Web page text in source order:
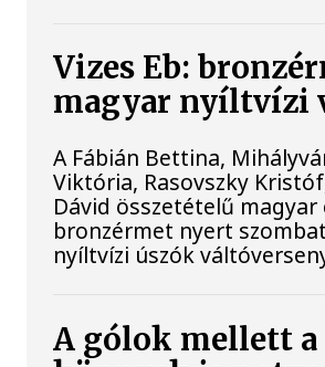
Vizes Eb:
magyar nyíltvízi
A Fábián Bettina,
Viktória, Rasovszky
Dávid összetételű magyar
bronzérmet nyert
nyíltvízi úszók
A gólok mellett a